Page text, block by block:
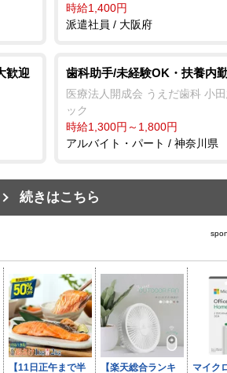
時給1,400円
派遣社員 / 大阪府
歓迎 歯科助手/未経験OK・扶養内
医療法人開成会 うえだ歯科 小
ック
時給1,300円～1,800円
アルバイト・パート / 神奈川県
続きはこちら